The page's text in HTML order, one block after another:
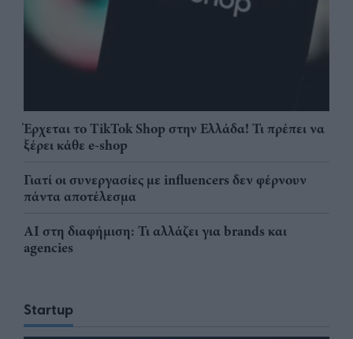
Έρχεται το TikTok Shop στην Ελλάδα! Τι πρέπει να
ξέρει κάθε e-shop
Γιατί οι συνεργασίες με influencers δεν φέρνουν
πάντα αποτέλεσμα
AI στη διαφήμιση: Τι αλλάζει για brands και
agencies
Startup